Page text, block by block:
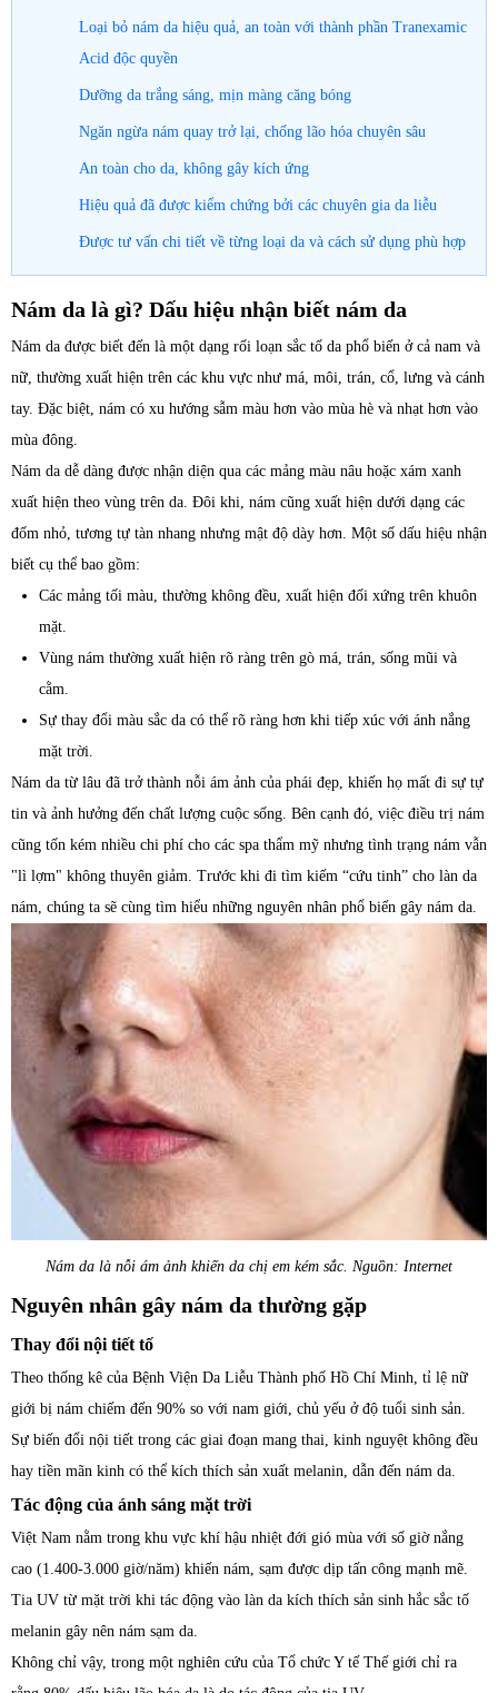
Loại bỏ nám da hiệu quả, an toàn với thành phần Tranexamic
Acid độc quyền
Dưỡng da trắng sáng, mịn màng căng bóng
Ngăn ngừa nám quay trở lại, chống lão hóa chuyên sâu
An toàn cho da, không gây kích ứng
Hiệu quả đã được kiểm chứng bởi các chuyên gia da liễu
Được tư vấn chi tiết về từng loại da và cách sử dụng phù hợp
Nám da là gì? Dấu hiệu nhận biết nám da
Nám da được biết đến là một dạng rối loạn sắc tố da phổ biến ở cả nam và
nữ, thường xuất hiện trên các khu vực như má, môi, trán, cổ, lưng và cánh
tay. Đặc biệt, nám có xu hướng sẫm màu hơn vào mùa hè và nhạt hơn vào
mùa đông.
Nám da dễ dàng được nhận diện qua các mảng màu nâu hoặc xám xanh
xuất hiện theo vùng trên da. Đôi khi, nám cũng xuất hiện dưới dạng các
đốm nhỏ, tương tự tàn nhang nhưng mật độ dày hơn. Một số dấu hiệu nhận
biết cụ thể bao gồm:
Các mảng tối màu, thường không đều, xuất hiện đối xứng trên khuôn
mặt.
Vùng nám thường xuất hiện rõ ràng trên gò má, trán, sống mũi và
cằm.
Sự thay đổi màu sắc da có thể rõ ràng hơn khi tiếp xúc với ánh nắng
mặt trời.
Nám da từ lâu đã trở thành nỗi ám ảnh của phái đẹp, khiến họ mất đi sự tự
tin và ảnh hưởng đến chất lượng cuộc sống. Bên cạnh đó, việc điều trị nám
cũng tốn kém nhiều chi phí cho các spa thẩm mỹ nhưng tình trạng nám vẫn
"lì lợm" không thuyên giảm. Trước khi đi tìm kiếm “cứu tinh” cho làn da
nám, chúng ta sẽ cùng tìm hiểu những nguyên nhân phổ biến gây nám da.
Nám da là nỗi ám ảnh khiến da chị em kém sắc. Nguồn: Internet
Nguyên nhân gây nám da thường gặp
Thay đổi nội tiết tố
Theo thống kê của Bệnh Viện Da Liễu Thành phố Hồ Chí Minh, tỉ lệ nữ
giới bị nám chiếm đến 90% so với nam giới, chủ yếu ở độ tuổi sinh sản.
Sự biến đổi nội tiết trong các giai đoạn mang thai, kinh nguyệt không đều
hay tiền mãn kinh có thể kích thích sản xuất melanin, dẫn đến nám da.
Tác động của ánh sáng mặt trời
Việt Nam nằm trong khu vực khí hậu nhiệt đới gió mùa với số giờ nắng
cao (1.400-3.000 giờ/năm) khiến nám, sạm được dịp tấn công mạnh mẽ.
Tia UV từ mặt trời khi tác động vào làn da kích thích sản sinh hắc sắc tố
melanin gây nên nám sạm da.
Không chỉ vậy, trong một nghiên cứu của Tổ chức Y tế Thế giới chỉ ra